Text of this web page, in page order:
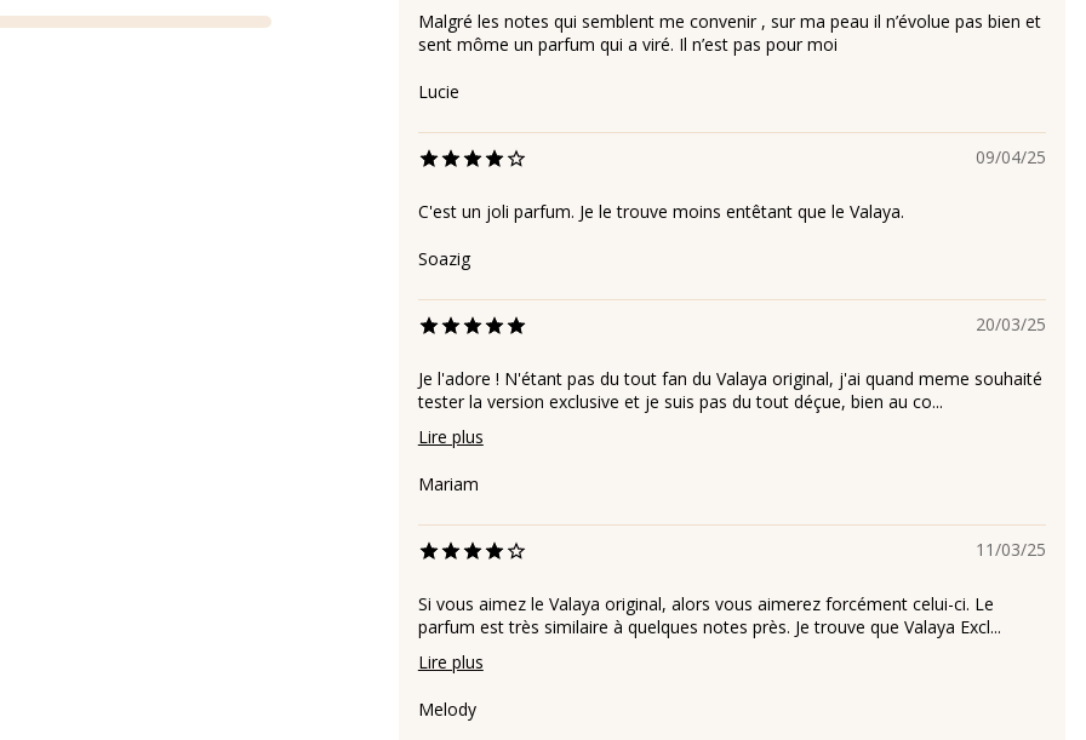
Malgré les notes qui semblent me convenir , sur ma peau il n’évolue pas bien et
sent môme un parfum qui a viré. Il n’est pas pour moi
Lucie
09/04/25
C'est un joli parfum. Je le trouve moins entêtant que le Valaya.
Soazig
20/03/25
Je l'adore ! N'étant pas du tout fan du Valaya original, j'ai quand meme souhaité
tester la version exclusive et je suis pas du tout déçue, bien au co...
Lire plus
Mariam
11/03/25
Si vous aimez le Valaya original, alors vous aimerez forcément celui-ci. Le
parfum est très similaire à quelques notes près. Je trouve que Valaya Excl...
Lire plus
Melody